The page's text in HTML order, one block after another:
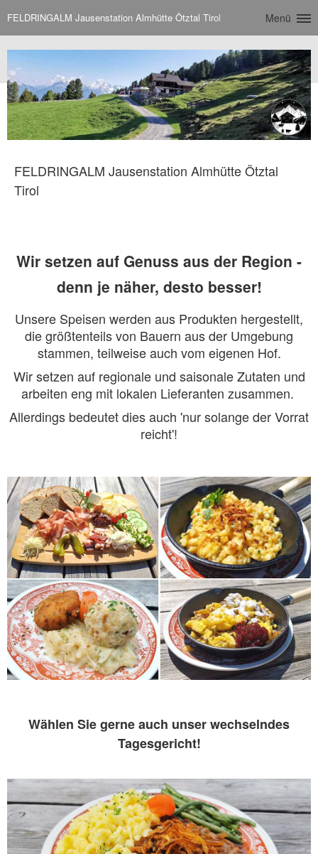
FELDRINGALM Jausenstation Almhütte Ötztal Tirol Menü
FELDRINGALM Jausenstation Almhütte Ötztal
Tirol
Wir setzen auf Genuss aus der Region -
denn je näher, desto besser!
Unsere Speisen werden aus Produkten hergestellt,
die größtenteils von Bauern aus der Umgebung
stammen, teilweise auch vom eigenen Hof.
Wir setzen auf regionale und saisonale Zutaten und
arbeiten eng mit lokalen Lieferanten zusammen.
Allerdings bedeutet dies auch 'nur solange der Vorrat
reicht'!
Wählen Sie gerne auch unser wechselndes
Tagesgericht!